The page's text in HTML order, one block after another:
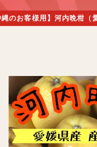
のお客様用】河内晩柑（